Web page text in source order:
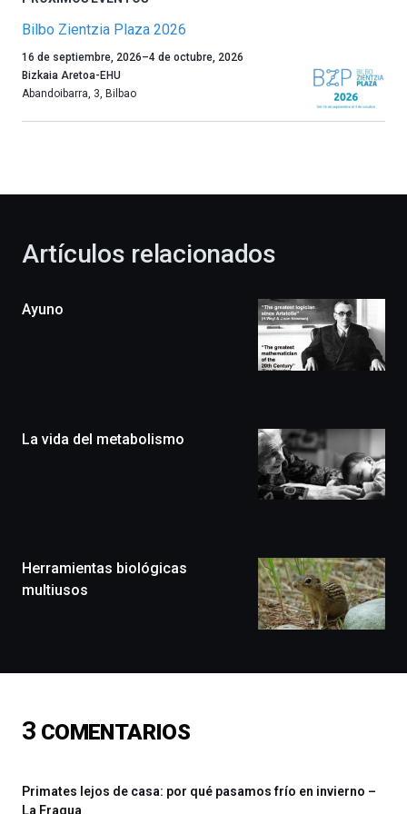
Bilbo Zientzia Plaza 2026
Un
año
más,
celebración
novena
un
monólogos,
exposiciones,
de
16
al
16 de septiembre, 2026–4 de octubre, 2026
Bizkaia Aretoa-EHU
Abandoibarra, 3, Bilbao
Artículos relacionados
Ayuno
La vida del metabolismo
Herramientas biológicas
multiusos
3 COMENTARIOS
Primates lejos de casa: por qué pasamos frío en invierno –
La Fragua